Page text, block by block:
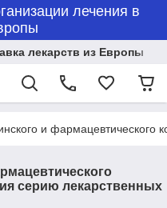
лечения в
лекарств из Европы
и фармацевтического
серию лекарственных